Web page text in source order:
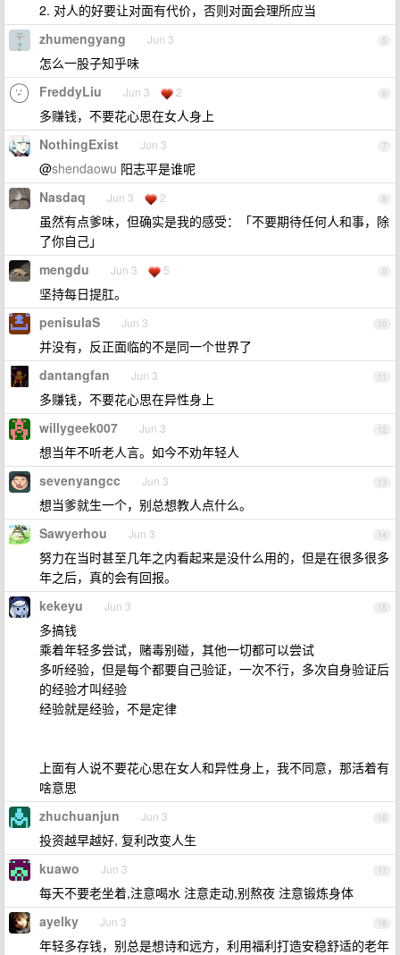
2. 对人的好要让对面有代价，否则对面会理所应当
5
zhumengyang Jun 3
怎么一股子知乎味
6
FreddyLiu Jun 3 2
多赚钱，不要花心思在女人身上
7
NothingExist Jun 3
@shendaowu 阳志平是谁呢
8
Nasdaq Jun 3 2
虽然有点爹味，但确实是我的感受：「不要期待任何人和事，除
了你自己」
9
mengdu Jun 3 5
坚持每日提肛。
10
penisulaS Jun 3
并没有，反正面临的不是同一个世界了
11
dantangfan Jun 3
多赚钱，不要花心思在异性身上
12
willygeek007 Jun 3
想当年不听老人言。如今不劝年轻人
13
sevenyangcc Jun 3
想当爹就生一个，别总想教人点什么。
14
Sawyerhou Jun 3
努力在当时甚至几年之内看起来是没什么用的，但是在很多很多
年之后，真的会有回报。
15
kekeyu Jun 3
多搞钱
乘着年轻多尝试，赌毒别碰，其他一切都可以尝试
多听经验，但是每个都要自己验证，一次不行，多次自身验证后
的经验才叫经验
经验就是经验，不是定律
上面有人说不要花心思在女人和异性身上，我不同意，那活着有
啥意思
16
zhuchuanjun Jun 3
投资越早越好, 复利改变人生
17
kuawo Jun 3
每天不要老坐着,注意喝水 注意走动,别熬夜 注意锻炼身体
18
ayelky Jun 3
年轻多存钱，别总是想诗和远方，利用福利打造安稳舒适的老年